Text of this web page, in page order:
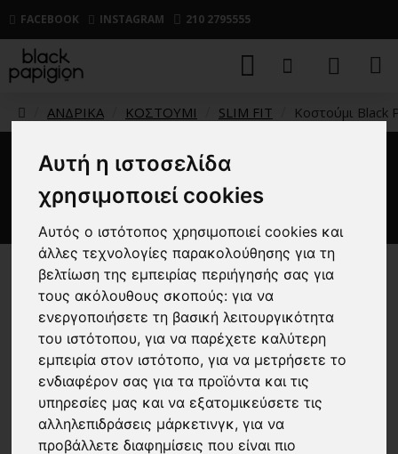
Αυτή η ιστοσελίδα
χρησιμοποιεί cookies
Αυτός ο ιστότοπος χρησιμοποιεί cookies και
άλλες τεχνολογίες παρακολούθησης για τη
βελτίωση της εμπειρίας περιήγησής σας για
τους ακόλουθους σκοπούς:για να
ενεργοποιήσετε τη βασική λειτουργικότητα
του ιστότοπου,για να παρέχετε καλύτερη
εμπειρία στον ιστότοπο,για να μετρήσετε το
ενδιαφέρον σας για τα προϊόντα και τις
υπηρεσίες μας και να εξατομικεύσετε τις
αλληλεπιδράσεις μάρκετινγκ,για να
προβάλλετε διαφημίσεις που είναι πιο
FACEBOOK INSTAGRAM 210 2795555
ΑΝΔΡΙΚΑ ΚΟΣΤΟΥΜΙ SLIM FIT Κοστούμι Black
Κοστούμι Black Papigion
Positano πράσινο